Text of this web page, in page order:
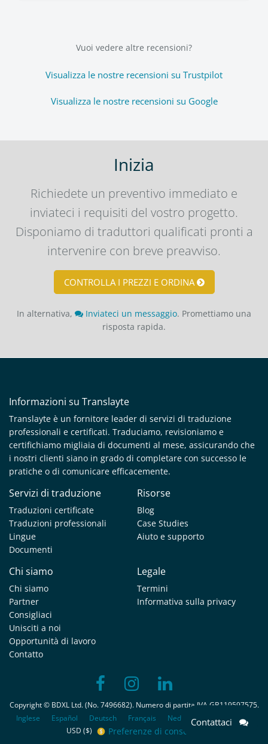
Vuoi vedere altre recensioni?
Visualizza le nostre recensioni su Trustpilot
Visualizza le nostre recensioni su Google
Inizia
Richiedete un preventivo immediato e
inviateci i requisiti del vostro progetto.
Disponiamo di traduttori qualificati pronti a
intervenire con breve preavviso.
CONTROLLA I PREZZI E ORDINA
In alternativa, Inviateci un messaggio. Promettiamo una
risposta rapida.
Contattaci
Informazioni su Translayte
Translayte è un fornitore leader di servizi di traduzione
professionali e certificati. Traduciamo, revisioniamo e
certifichiamo migliaia di documenti al mese, assicurando che
i nostri clienti siano in grado di completare con successo le
pratiche o di comunicare efficacemente.
Servizi di traduzione
Traduzioni certificate
Traduzioni professionali
Lingue
Documenti
Risorse
Blog
Case Studies
Aiuto e supporto
Chi siamo
Chi siamo
Partner
Consigliaci
Unisciti a noi
Opportunità di lavoro
Contatto
Legale
Termini
Informativa sulla privacy
Copyright © BDXL Ltd. (No. 7496682). Numero di partita IVA GB119597575.
Inglese
Español Deutsch Français Nederlands
Português
USD ($)
Preferenze di consenso